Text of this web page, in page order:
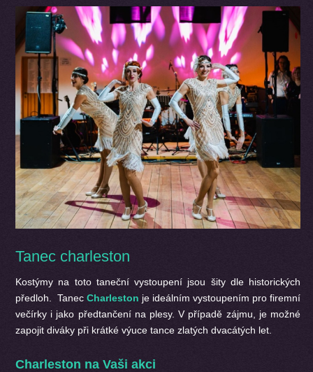
Tanec charleston
Kostýmy na toto taneční vystoupení jsou šity dle historických
předloh. Tanec Charleston je ideálním vystoupením pro firemní
večírky i jako předtančení na plesy. V případě zájmu, je možné
zapojit diváky při krátké výuce tance zlatých dvacátých let.
Charleston na Vaši akci